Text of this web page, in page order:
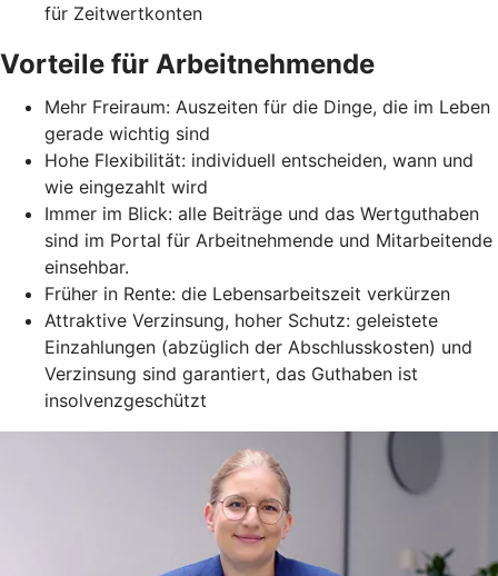
für Zeitwertkonten
Vorteile für Arbeitnehmende
Mehr Freiraum: Auszeiten für die Dinge, die im Leben
gerade wichtig sind
Hohe Flexibilität: individuell entscheiden, wann und
wie eingezahlt wird
Immer im Blick: alle Beiträge und das Wertguthaben
sind im Portal für Arbeitnehmende und Mitarbeitende
einsehbar.
Früher in Rente: die Lebensarbeitszeit verkürzen
Attraktive Verzinsung, hoher Schutz: geleistete
Einzahlungen (abzüglich der Abschlusskosten) und
Verzinsung sind garantiert, das Guthaben ist
insolvenzgeschützt